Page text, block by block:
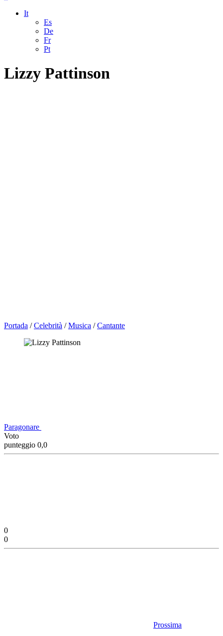
It
Es
De
Fr
Pt
Lizzy Pattinson
Portada /Celebrità /Musica /Cantante
Paragonare
Voto
punteggio 0,0
0
0
Prossima